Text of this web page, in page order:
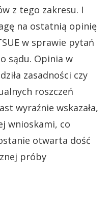
z tego zakresu. I
na ostatnią opinię
w sprawie pytań
sądu. Opinia w
zasadności czy
roszczeń
wyraźnie wskazała,
wnioskami, co
otwarta dość
próby